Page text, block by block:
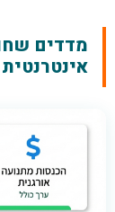
מדדים
אינטרנטית